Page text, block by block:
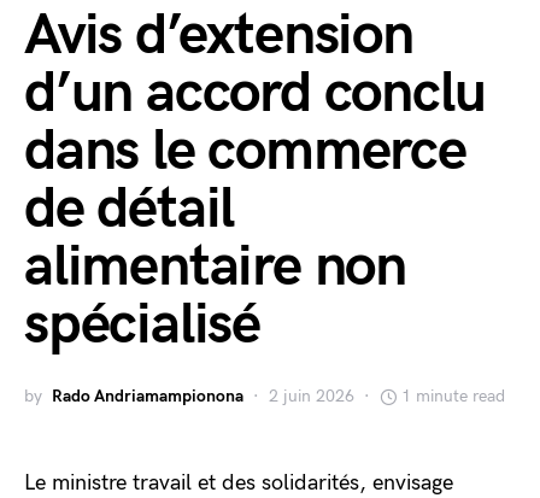
Avis d’extension
d’un accord conclu
dans le commerce
de détail
alimentaire non
spécialisé
by Rado Andriamampionona 2 juin 2026 1 minute read
Le ministre travail et des solidarités, envisage